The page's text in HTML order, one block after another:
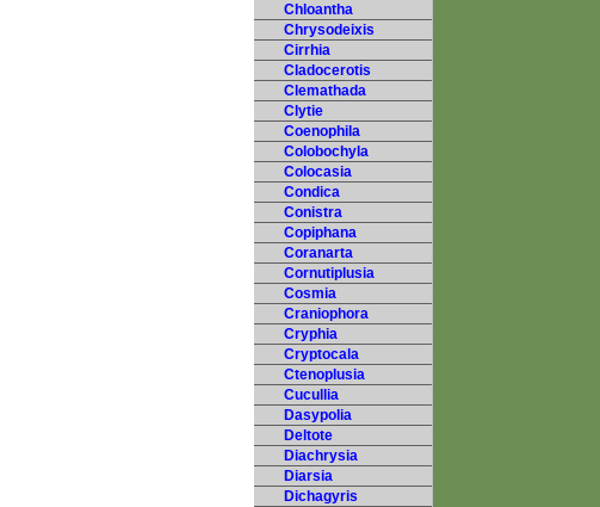
Chloantha
Chrysodeixis
Cirrhia
Cladocerotis
Clemathada
Clytie
Coenophila
Colobochyla
Colocasia
Condica
Conistra
Copiphana
Coranarta
Cornutiplusia
Cosmia
Craniophora
Cryphia
Cryptocala
Ctenoplusia
Cucullia
Dasypolia
Deltote
Diachrysia
Diarsia
Dichagyris